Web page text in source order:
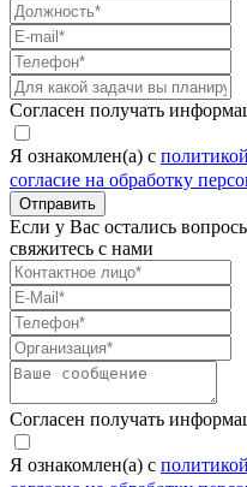
Согласен получать
Я ознакомлен(а) с
согласие на обработку
Отправить
Если у Вас остались
свяжитесь с нами
Согласен получать
Я ознакомлен(а) с